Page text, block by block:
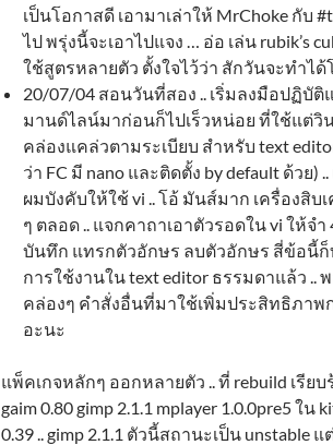
เป็นโอกาสดี เอามาเล่าให้ MrChoke กับ
ไป พรุ่งนี้จะเอาไปแจง … อ่อ เล่น rubik’s
ใช้สูตรหลายตัว ตั้งใจไว้ว่า สักวันจะทำได้
20/07/04 สอนวันที่สอง .. เริ่มลงมือปฏิบัติ
มานด์ไลน์มาก่อนก็ไปเร็วหน่อย ที่ใช้แต่วิ
คล่องแคล่วตามระเบียบ สำหรับ text
ว่า FC มี nano และติดตั้ง by default ด้วย
ผมบังคับให้ใช้ vi .. โอ้ มันส์มาก เครื่องสิบ
ๆ ตลอด .. แจกคาถาเอาตัวรอดใน vi ให้จ
บันทึก แทรกตัวอักษร ลบตัวอักษร สี่ข้อนี้ก็
การใช้งานใน text editor ธรรมดาแล้ว ..
คล่องๆ คำสั่งอื่นที่มาใช้เพิ่มประสิทธิภาพ
อะนะ
แพ็คเกจหลักๆ ออกหลายตัว .. ที่ rebuild เรีย
gaim 0.80 gimp 2.1.1 mplayer 1.0.0pre5 ใน
0.39 .. gimp 2.1.1 ตัวนี้สถานะเป็น unstable